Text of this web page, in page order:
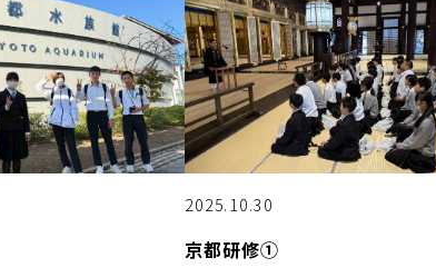
2025.10.30
京都研修①